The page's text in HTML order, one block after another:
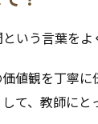
いう言葉を
値観を丁寧
て、教師に